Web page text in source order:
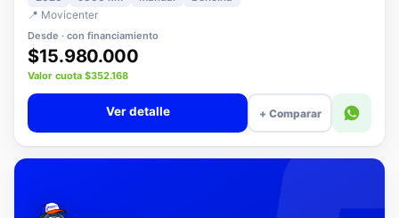
2026 9300 km
📍 Movicenter
Desde · con financiamiento
$15.980.000
Valor cuota $352.168
+ Comparar